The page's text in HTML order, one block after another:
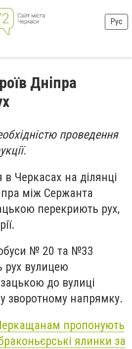
Рус
Дніпра
проведення
Черкасах на ділянці
між Сержанта
перекриють рух,
№ 20 та №33
рух вулицею
до вулиці
зворотному напрямку.
пропонують
ялинки за